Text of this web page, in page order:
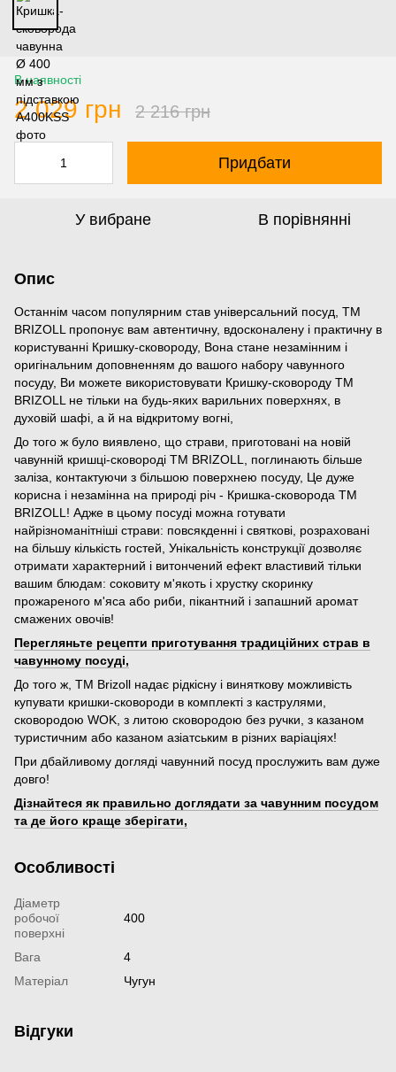
В наявності
2 029 грн 2 216 грн
Придбати
У вибране В порівнянні
Опис
Останнім часом популярним став універсальний посуд, ТМ
BRIZOLL пропонує вам автентичну, вдосконалену і практичну в
користуванні Кришку-сковороду, Вона стане незамінним і
оригінальним доповненням до вашого набору чавунного
посуду, Ви можете використовувати Кришку-сковороду ТМ
BRIZOLL не тільки на будь-яких варильних поверхнях, в
духовій шафі, а й на відкритому вогні,
До того ж було виявлено, що страви, приготовані на новій
чавунній кришці-сковороді TM BRIZOLL, поглинають більше
заліза, контактуючи з більшою поверхнею посуду, Це дуже
корисна і незамінна на природі річ - Кришка-сковорода ТМ
BRIZOLL! Адже в цьому посуді можна готувати
найрізноманітніші страви: повсякденні і святкові, розраховані
на більшу кількість гостей, Унікальність конструкції дозволяє
отримати характерний і витончений ефект властивий тільки
вашим блюдам: соковиту м'якоть і хрустку скоринку
прожареного м'яса або риби, пікантний і запашний аромат
смажених овочів!
Перегляньте рецепти приготування традиційних страв в
чавунному посуді,
До того ж, ТМ Brizoll надає рідкісну і виняткову можливість
купувати кришки-сковороди в комплекті з каструлями,
сковородою WOK, з литою сковородою без ручки, з казаном
туристичним або казаном азіатським в різних варіаціях!
При дбайливому догляді чавунний посуд прослужить вам дуже
довго!
Дізнайтеся як правильно доглядати за чавунним посудом
та де його краще зберігати,
Особливості
Діаметр
робочої
поверхні
400
Вага
4
Матеріал
Чугун
Відгуки